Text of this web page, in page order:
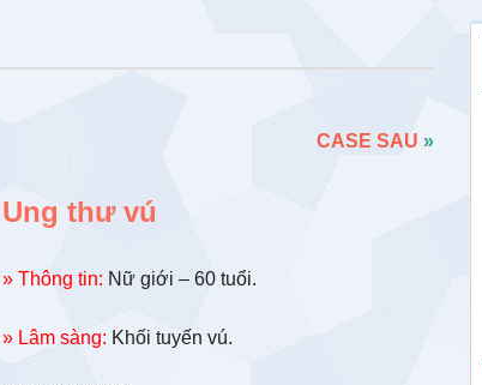
CASE SAU »
Ung thư vú
» Thông tin: Nữ giới – 60 tuổi.
» Lâm sàng: Khối tuyến vú.